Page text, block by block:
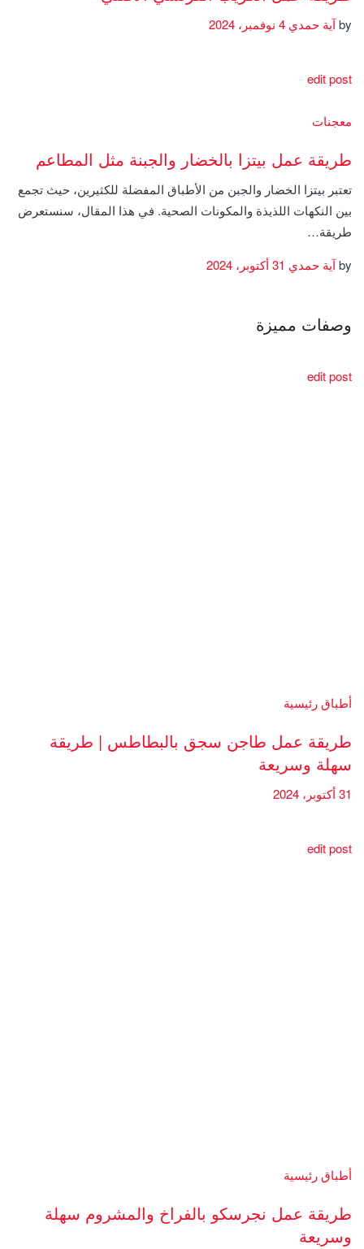
byآية حمدي
edit post
معجنات
طريقة عمل بيتزا بالخضار والجبنة مثل المطاعم
تعتبر بيتزا الخضار والجبن من الأطباق المفضلة للكثيرين، حيث تجمع
بين النكهات اللذيذة والمكونات الصحية. في هذا المقال، سنستعرض
طريقة…
byآية حمدي
وصفات مميزة
edit post
أطباق رئيسية
طريقة عمل طاجن سجق بالبطاطس | طريقة
سهلة وسريعة
31 أكتوبر، 2024
edit post
أطباق رئيسية
طريقة عمل نجرسكو بالفراخ والمشروم سهلة
وسريعة